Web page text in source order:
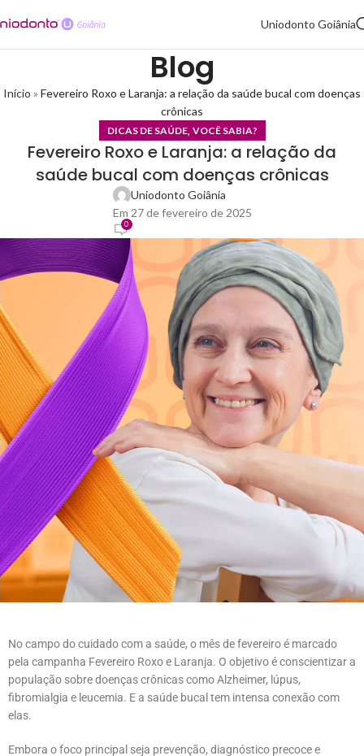
Uniodonto Goiânia
Blog
Início » Fevereiro Roxo e Laranja: a relação da saúde bucal com doenças
crônicas
DICAS DE SAÚDE, VOCÊ SABIA?
Fevereiro Roxo e Laranja: a relação da
saúde bucal com doenças crônicas
Uniodonto Goiânia
Em 27 de fevereiro de 2025
0
No campo do cuidado com a saúde, o mês de fevereiro é marcado
pela campanha Fevereiro Roxo e Laranja. O objetivo é conscientizar a
população sobre doenças crônicas como Alzheimer, lúpus,
fibromialgia e leucemia. E a saúde bucal tem intensa conexão com
elas.
Embora o foco principal seja prevenção, diagnóstico precoce e